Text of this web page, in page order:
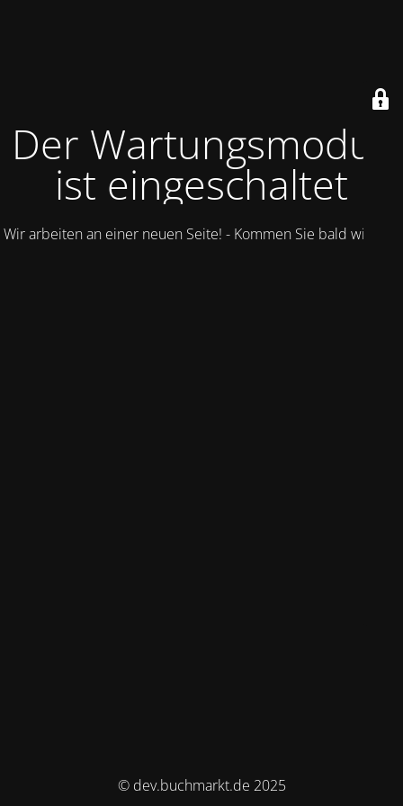
Der Wartungsmodus
ist eingeschaltet
Wir arbeiten an einer neuen Seite! - Kommen Sie bald wieder.
© dev.buchmarkt.de 2025